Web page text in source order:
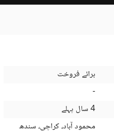
برائے فروخت
-
4 سال پہلے
محمود آباد، کراچی، سندھ